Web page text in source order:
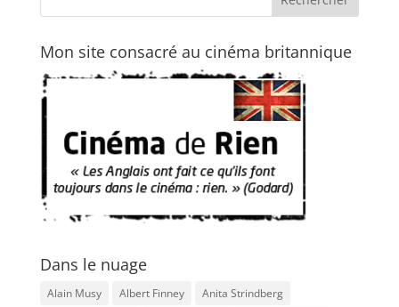
Mon site consacré au cinéma britannique
Dans le nuage
Alain Musy Albert Finney
Anita Strindberg